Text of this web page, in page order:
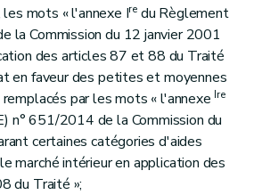
les mots « l'annexe Ire du Règlement
la Commission du 12 janvier 2001
des articles 87 et 88 du Traité
en faveur des petites et moyennes
par les mots « l'annexe Ire
n° 651/2014 de la Commission du
certaines catégories d'aides
marché intérieur en application des
du Traité »;